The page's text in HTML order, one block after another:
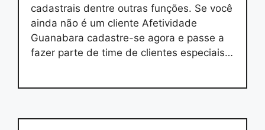
cadastrais dentre outras funções. Se você
ainda não é um cliente Afetividade
Guanabara cadastre-se agora e passe a
fazer parte de time de clientes especiais…